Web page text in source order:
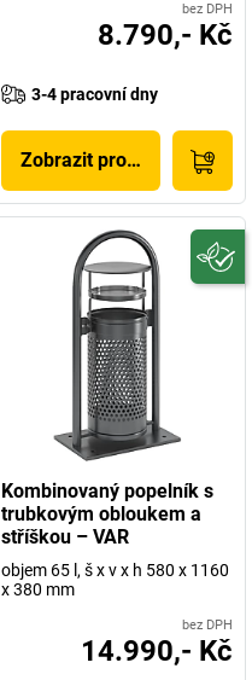
bez DPH
8.790,- Kč
3-4 pracovní dny
Zobrazit produkt
Kombinovaný popelník s
trubkovým obloukem a
stříškou – VAR
objem 65 l, š x v x h 580 x 1160
x 380 mm
bez DPH
14.990,- Kč